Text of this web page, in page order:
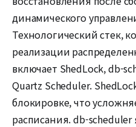
динамического
Технологический стек,
реализации
включает ShedLock, db-
Quartz Scheduler.
блокировке, что
расписания. db-